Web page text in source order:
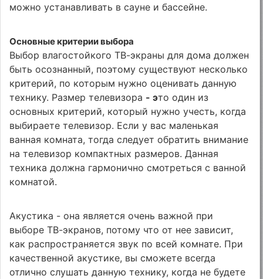
можно устанавливать в сауне и бассейне.
Основные критерии выбора
Выбор влагостойкого ТВ-экраны для дома должен
быть осознанный, поэтому существуют несколько
критерий, по которым нужно оценивать данную
технику. Размер телевизора - это один из
основных критерий, который нужно учесть, когда
выбираете телевизор. Если у вас маленькая
ванная комната, тогда следует обратить внимание
на телевизор компактных размеров. Данная
техника должна гармонично смотреться с ванной
комнатой.
Акустика - она является очень важной при
выборе ТВ-экранов, потому что от нее зависит,
как распространяется звук по всей комнате. При
качественной акустике, вы сможете всегда
отлично слушать данную технику, когда не будете